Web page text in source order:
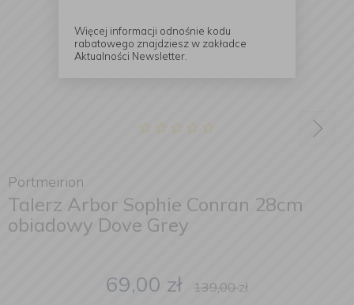
Portmeirion
Talerz Arbor Sophie Conran 28cm
obiadowy Dove Grey
69,00 zł 139,00zł
Więcej informacji odnośnie kodu
rabatowego znajdziesz w zakładce
Aktualności Newsletter.